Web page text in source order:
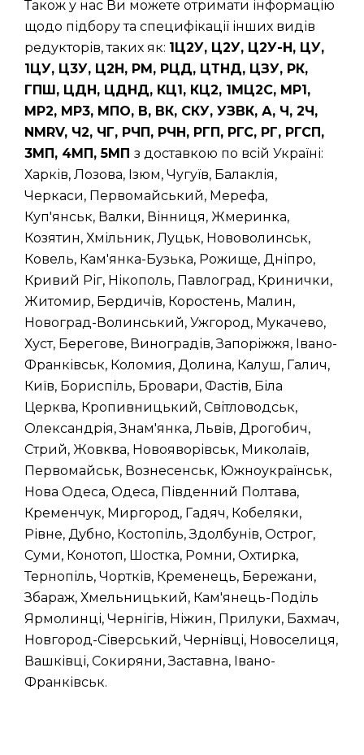
Також у нас Ви можете отримати інформацію
щодо підбору та специфікації інших видів
редукторів, таких як: 1Ц2У, Ц2У, Ц2У-Н, ЦУ,
1ЦУ, Ц3У, Ц2Н, РМ, РЦД, ЦТНД, ЦЗУ, РК,
ГПШ, ЦДН, ЦДНД, КЦ1, КЦ2, 1МЦ2С, МР1,
МР2, МР3, МПО, В, ВК, СКУ, УЗВК, А, Ч, 2Ч,
NMRV, Ч2, ЧГ, РЧП, РЧН, РГП, РГС, РГ, РГСП,
3МП, 4МП, 5МП з доставкою по всій Україні:
Харків, Лозова, Ізюм, Чугуїв, Балаклія,
Черкаси, Первомайський, Мерефа,
Куп'янськ, Валки, Вінниця, Жмеринка,
Козятин, Хмільник, Луцьк, Нововолинськ,
Ковель, Кам'янка-Бузька, Рожище, Дніпро,
Кривий Ріг, Нікополь, Павлоград, Кринички,
Житомир, Бердичів, Коростень, Малин,
Новоград-Волинський, Ужгород, Мукачево,
Хуст, Берегове, Виноградів, Запоріжжя, Івано-
Франківськ, Коломия, Долина, Калуш, Галич,
Київ, Бориспіль, Бровари, Фастів, Біла
Церква, Кропивницький, Світловодськ,
Олександрія, Знам'янка, Львів, Дрогобич,
Стрий, Жовква, Новояворівськ, Миколаїв,
Первомайськ, Вознесенськ, Южноукраїнськ,
Нова Одеса, Одеса, Південний Полтава,
Кременчук, Миргород, Гадяч, Кобеляки,
Рівне, Дубно, Костопіль, Здолбунів, Острог,
Суми, Конотоп, Шостка, Ромни, Охтирка,
Тернопіль, Чортків, Кременець, Бережани,
Збараж, Хмельницький, Кам'янець-Поділь
Ярмолинці, Чернігів, Ніжин, Прилуки, Бахмач,
Новгород-Сіверський, Чернівці, Новоселиця,
Вашківці, Сокиряни, Заставна, Івано-
Франківськ.